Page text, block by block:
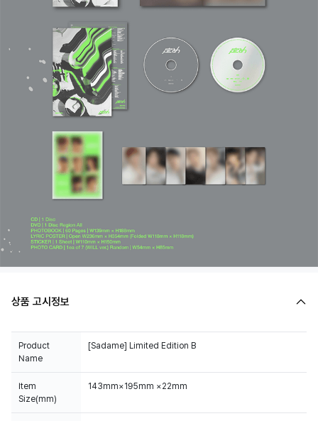
상품 고시정보
Product
Name
[Sadame] Limited Edition B
Item
Size(mm)
143mm×195mm ×22mm